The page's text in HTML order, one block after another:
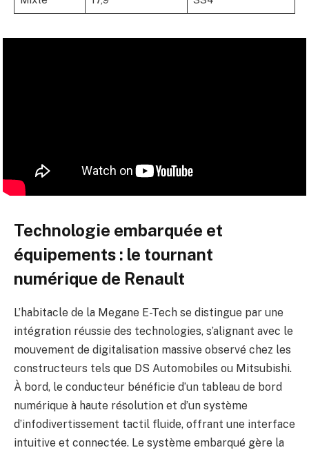
Technologie embarquée et
équipements : le tournant
numérique de Renault
L’habitacle de la Megane E-Tech se distingue par une
intégration réussie des technologies, s’alignant avec le
mouvement de digitalisation massive observé chez les
constructeurs tels que DS Automobiles ou Mitsubishi.
À bord, le conducteur bénéficie d’un tableau de bord
numérique à haute résolution et d’un système
d’infodivertissement tactil fluide, offrant une interface
intuitive et connectée. Le système embarqué gère la